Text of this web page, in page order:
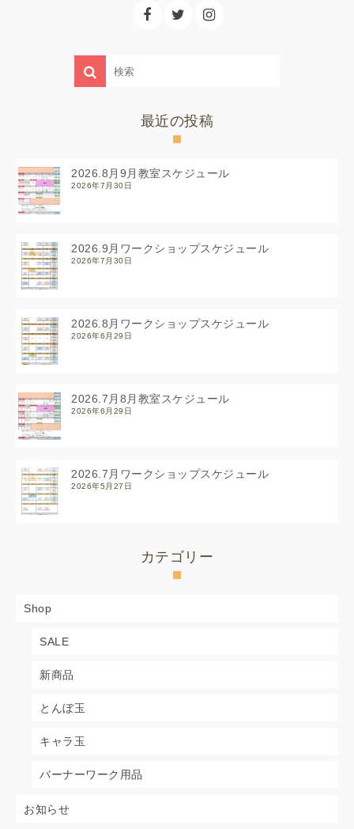
最近の投稿
2026.8月9月教室スケジュール
2026年7月30日
2026.9月ワークショップスケジュール
2026年7月30日
2026.8月ワークショップスケジュール
2026年6月29日
2026.7月8月教室スケジュール
2026年6月29日
2026.7月ワークショップスケジュール
2026年5月27日
カテゴリー
Shop
SALE
新商品
とんぼ玉
キャラ玉
バーナーワーク用品
お知らせ